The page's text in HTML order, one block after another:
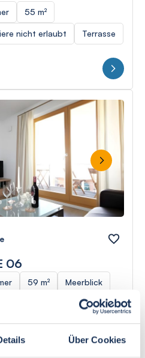
Über Cookies
55 m²
nicht erlaubt Terrasse
Next
06
59 m² Meerblick